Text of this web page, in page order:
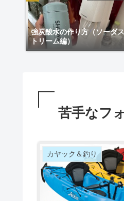
強炭酸水の作り方（ソーダス
トリーム編）
苦手なフ
カヤック＆釣り